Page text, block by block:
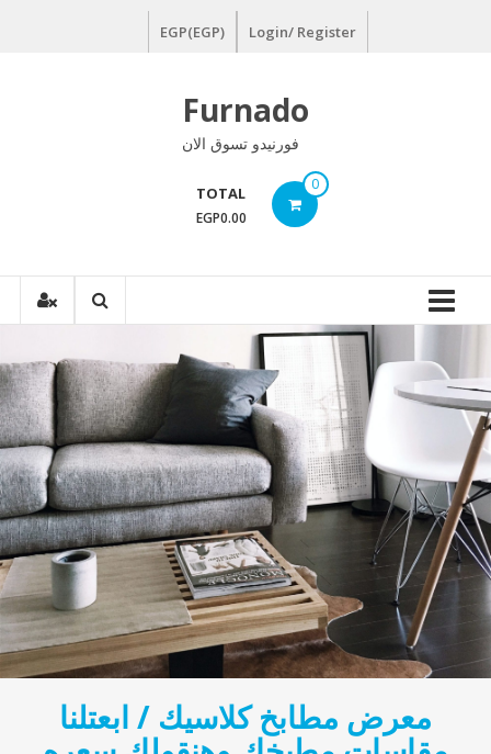
Login/ Register
EGP(EGP)
Furnado
فورنيدو تسوق الان
0
TOTAL
EGP0.00
معرض مطابخ كلاسيك / ابعتلنا